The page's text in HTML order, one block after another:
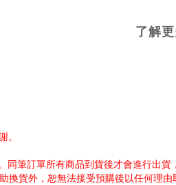
了解
。
筆訂單所有商品到貨後才會進行出貨
貨外，恕無法接受預購後以任何理由